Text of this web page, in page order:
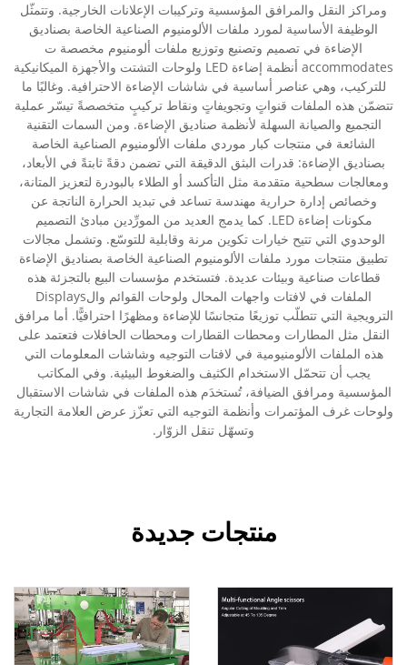
ومراكز النقل والمرافق المؤسسية وتركيبات الإعلانات الخارجية. وتتمثّل
الوظيفة الأساسية لمورد ملفات الألومنيوم الصناعية الخاصة بصناديق
الإضاءة في تصميم وتصنيع وتوزيع ملفات ألومنيوم مخصصة ت
accommodates أنظمة إضاءة LED ولوحات التشتت والأجهزة الميكانيكية
للتركيب، وهي عناصر أساسية في شاشات الإضاءة الاحترافية. وغالبًا ما
تتضمّن هذه الملفات قنواتٍ وتجويفاتٍ ونقاط تركيبٍ متخصصةً تيسّر عملية
التجميع والصيانة السهلة لأنظمة صناديق الإضاءة. ومن السمات التقنية
الشائعة في منتجات كبار موردي ملفات الألومنيوم الصناعية الخاصة
بصناديق الإضاءة: قدرات البثق الدقيقة التي تضمن دقةً ثابتةً في الأبعاد،
ومعالجات سطحية متقدمة مثل التأكسد أو الطلاء بالبودرة لتعزيز المتانة،
وخصائص إدارة حرارية مهندسة تساعد في تبديد الحرارة الناتجة عن
مكونات إضاءة LED. كما يدمج العديد من المورِّدين مبادئ التصميم
الوحدوي التي تتيح خيارات تكوين مرنة وقابلية للتوسّع. وتشمل مجالات
تطبيق منتجات مورد ملفات الألومنيوم الصناعية الخاصة بصناديق الإضاءة
قطاعات صناعية وبيئات عديدة. فتستخدم مؤسسات البيع بالتجزئة هذه
الملفات في لافتات واجهات المحال ولوحات القوائم والDisplays
الترويجية التي تتطلّب توزيعًا متجانسًا للإضاءة ومظهرًا احترافيًّا. أما مرافق
النقل مثل المطارات ومحطات القطارات ومحطات الحافلات فتعتمد على
هذه الملفات الألومنيومية في لافتات التوجيه وشاشات المعلومات التي
يجب أن تتحمّل الاستخدام الكثيف والضغوط البيئية. وفي المكاتب
المؤسسية ومرافق الضيافة، تُستخدَم هذه الملفات في شاشات الاستقبال
ولوحات غرف المؤتمرات وأنظمة التوجيه التي تعزّز عرض العلامة التجارية
وتسهّل تنقل الزوّار.
منتجات جديدة